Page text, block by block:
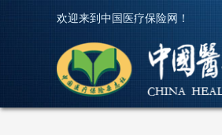
欢迎来到中国医疗保险网！